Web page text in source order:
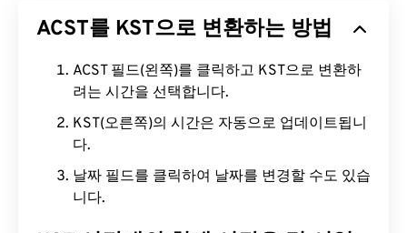
ACST를 KST으로 변환하는 방법
ACST 필드(왼쪽)를 클릭하고 KST으로 변환하
려는 시간을 선택합니다.
KST(오른쪽)의 시간은 자동으로 업데이트됩니
다.
날짜 필드를 클릭하여 날짜를 변경할 수도 있습
니다.